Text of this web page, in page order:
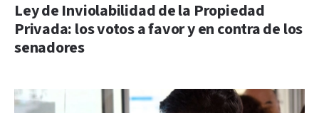
Ley de Inviolabilidad de la Propiedad
Privada: los votos a favor y en contra de los
senadores